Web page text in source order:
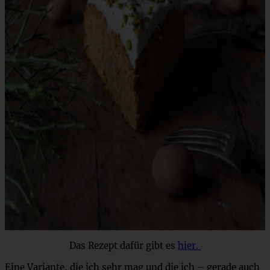
Das Rezept dafür gibt es hier.
Eine Variante, die ich sehr mag und die ich – gerade auch